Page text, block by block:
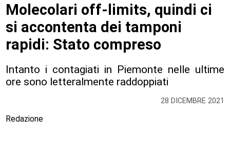
28 DICEMBRE 2021
Molecolari off-limits, quindi ci
si accontenta dei tamponi
rapidi: Stato compreso
Intanto i contagiati in Piemonte nelle ultime
ore sono letteralmente raddoppiati
Redazione